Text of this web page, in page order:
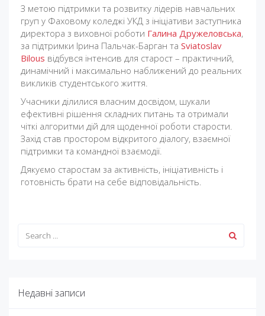
З метою підтримки та розвитку лідерів навчальних
груп у Фаховому коледжі УКД з ініціативи заступника
директора з виховної роботи Галина Дружеловська,
за підтримки Ірина Пальчак-Барган та Sviatoslav
Bilous відбувся інтенсив для старост – практичний,
динамічний і максимально наближений до реальних
викликів студентського життя.
Учасники ділилися власним досвідом, шукали
ефективні рішення складних питань та отримали
чіткі алгоритми дій для щоденної роботи старости.
Захід став простором відкритого діалогу, взаємної
підтримки та командної взаємодії.
Дякуємо старостам за активність, ініціативність і
готовність брати на себе відповідальність.
Недавні записи